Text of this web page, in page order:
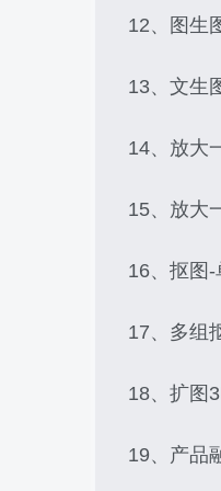
12、图生
13、文生
14、放大
15、放大
16、抠图
17、多组
18、扩图
19、产品